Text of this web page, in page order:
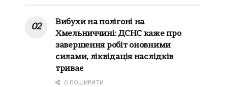
Вибухи на полігоні на
Хмельниччині: ДСНС каже про
завершення робіт оновними
силами, ліквідація наслідків
триває
0 ПОШИРИТИ